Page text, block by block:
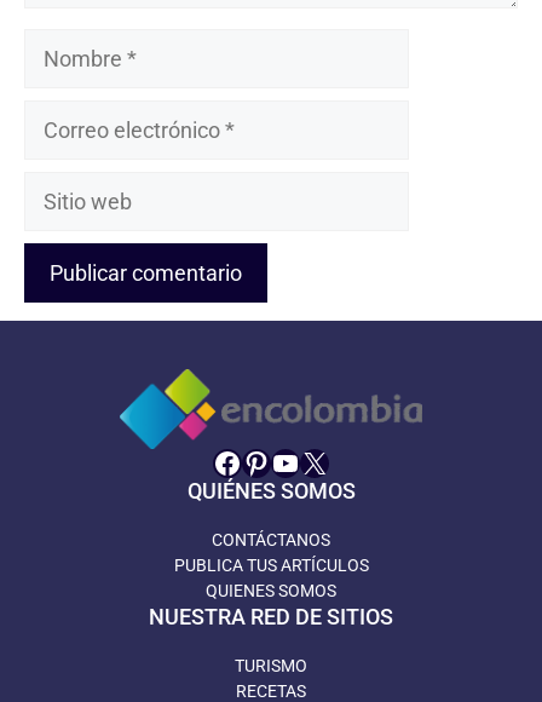
Nombre
Sitio
Facebook
Pinterest
YouTube
X
QUIÉNES SOMOS
CONTÁCTANOS
PUBLICA TUS ARTÍCULOS
QUIENES SOMOS
NUESTRA RED DE SITIOS
TURISMO
RECETAS